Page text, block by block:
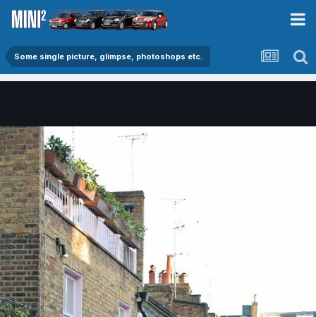
Some single picture, glimpse, photoshops etc.